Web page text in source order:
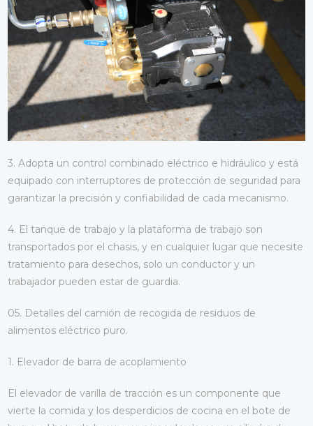
3. Adopta un control combinado eléctrico e hidráulico y está
equipado con interruptores de protección de seguridad para
garantizar la precisión y confiabilidad de cada mecanismo.
4. El tanque de trabajo y la plataforma de trabajo son
transportados por el chasis, y en cualquier lugar que necesite
tratamiento para desechos, solo un conductor y un
trabajador pueden estar de guardia.
05. Detalles del camión de recogida de residuos de
alimentos eléctrico puro.
1. Elevador de barra de acoplamiento
El elevador de varilla de tracción es un componente que
vierte la comida y los desperdicios de cocina en el bote de